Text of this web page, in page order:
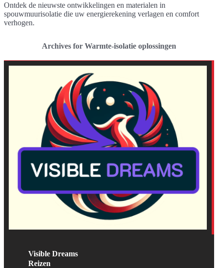
Ontdek de nieuwste ontwikkelingen en materialen in
spouwmuurisolatie die uw energierekening verlagen en comfort
verhogen.
Archives for Warmte-isolatie oplossingen
Visible Dreams
Reizen